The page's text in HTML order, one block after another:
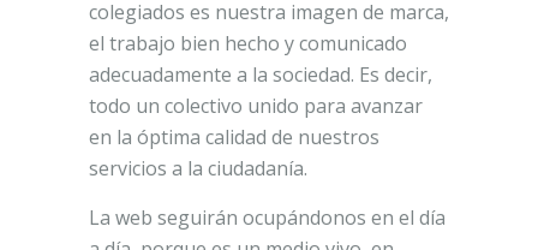
colegiados es nuestra imagen de marca,
el trabajo bien hecho y comunicado
adecuadamente a la sociedad. Es decir,
todo un colectivo unido para avanzar
en la óptima calidad de nuestros
servicios a la ciudadanía.
La web seguirán ocupándonos en el día